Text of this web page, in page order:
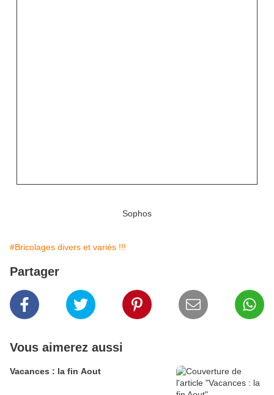
Sophos
#Bricolages divers et variés !!!
Partager
Vous aimerez aussi
Vacances : la fin Aout